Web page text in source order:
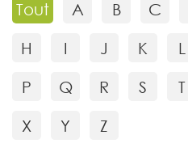
Tout A B C
H
I J K L
P
Q R S T
X
Y Z